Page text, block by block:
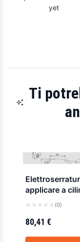
yet
Ti
applicare a
cisa 11630
(0)
80,41 €